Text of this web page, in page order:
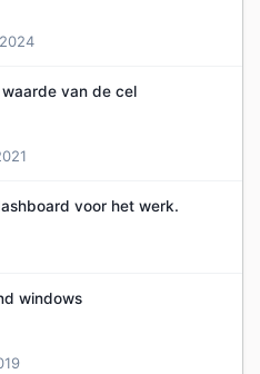
van de cel
voor het werk.
windows